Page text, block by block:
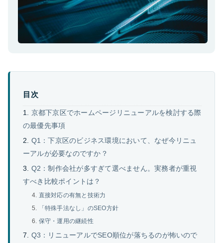
目次
京都下京区でホームページリニューアルを検討する際
の最優先事項
Q1：下京区のビジネス環境において、なぜ今リニュ
ーアルが必要なのですか？
Q2：制作会社が多すぎて選べません。実務者が重視
すべき比較ポイントは？
直接対応の有無と技術力
「特殊手法なし」のSEO方針
保守・運用の継続性
Q3：リニューアルでSEO順位が落ちるのが怖いので